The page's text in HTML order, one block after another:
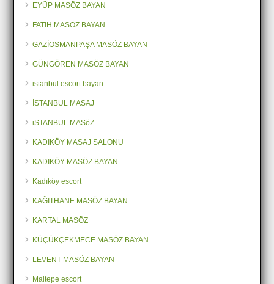
EYÜP MASÖZ BAYAN
FATİH MASÖZ BAYAN
GAZİOSMANPAŞA MASÖZ BAYAN
GÜNGÖREN MASÖZ BAYAN
istanbul escort bayan
İSTANBUL MASAJ
iSTANBUL MASöZ
KADIKÖY MASAJ SALONU
KADIKÖY MASÖZ BAYAN
Kadıköy escort
KAĞITHANE MASÖZ BAYAN
KARTAL MASÖZ
KÜÇÜKÇEKMECE MASÖZ BAYAN
LEVENT MASÖZ BAYAN
Maltepe escort